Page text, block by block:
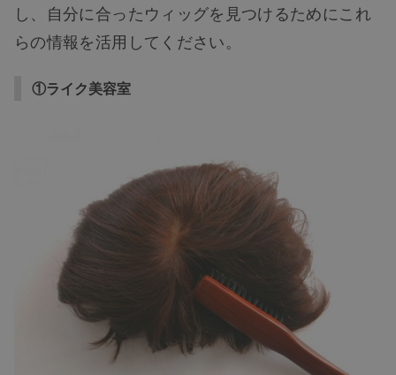
し、自分に合ったウィッグを見つけるためにこれ
らの情報を活用してください。
①ライク美容室